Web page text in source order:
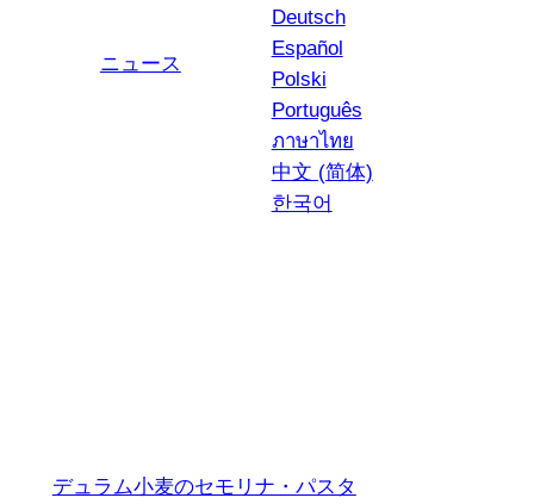
ニュース
Deutsch
Español
Polski
Português
ภาษาไทย
中文 (简体)
한국어
デュラム小麦のセモリナ・パスタ